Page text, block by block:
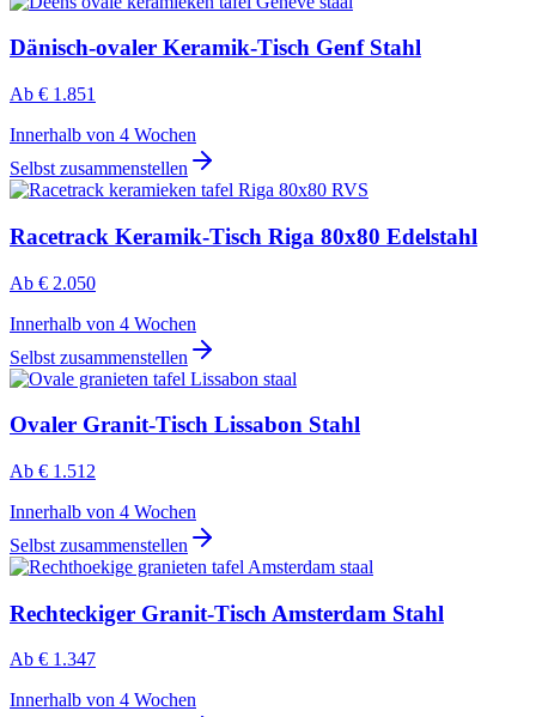
Dänisch-ovaler Keramik-Tisch Genf Stahl
Ab € 1.851
Innerhalb von 4 Wochen
Selbst zusammenstellen
Racetrack Keramik-Tisch Riga 80x80 Edelstahl
Ab € 2.050
Innerhalb von 4 Wochen
Selbst zusammenstellen
Ovaler Granit-Tisch Lissabon Stahl
Ab € 1.512
Innerhalb von 4 Wochen
Selbst zusammenstellen
Rechteckiger Granit-Tisch Amsterdam Stahl
Ab € 1.347
Innerhalb von 4 Wochen